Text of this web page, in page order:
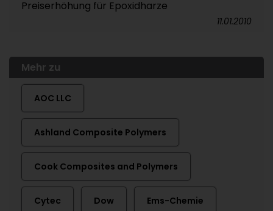
Preiserhöhung für Epoxidharze
11.01.2010
Mehr zu
AOC LLC
Ashland Composite Polymers
Cook Composites and Polymers
Cytec Dow Ems-Chemie